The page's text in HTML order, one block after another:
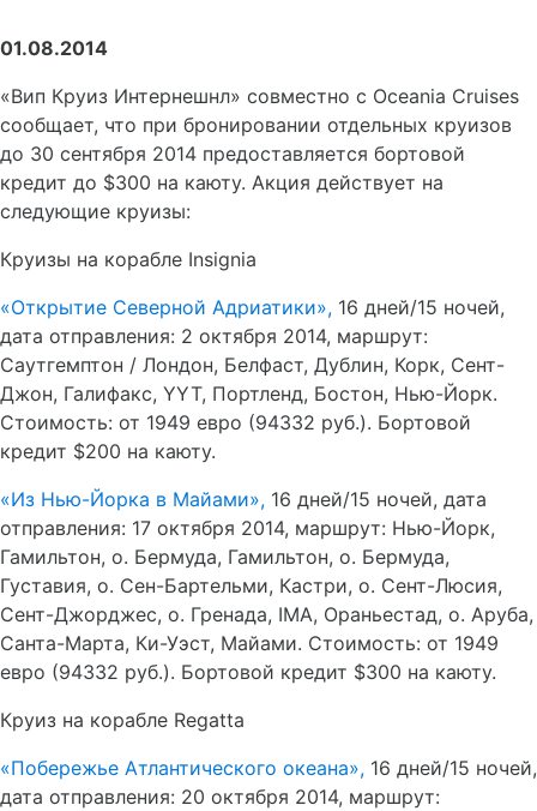
01.08.2014
«Вип Круиз Интернешнл» совместно с Oceania Cruises
сообщает, что при бронировании отдельных круизов
до 30 сентября 2014 предоставляется бортовой
кредит до $300 на каюту. Акция действует на
следующие круизы:
Круизы на корабле Insignia
«Открытие Северной Адриатики», 16 дней/15 ночей,
дата отправления: 2 октября 2014, маршрут:
Саутгемптон / Лондон, Белфаст, Дублин, Корк, Сент-
Джон, Галифакс, YYT, Портленд, Бостон, Нью-Йорк.
Стоимость: от 1949 евро (94332 руб.). Бортовой
кредит $200 на каюту.
«Из Нью-Йорка в Майами», 16 дней/15 ночей, дата
отправления: 17 октября 2014, маршрут: Нью-Йорк,
Гамильтон, о. Бермуда, Гамильтон, о. Бермуда,
Густавия, о. Сен-Бартельми, Кастри, о. Сент-Люсия,
Сент-Джорджес, о. Гренада, IMA, Ораньестад, о. Аруба,
Санта-Марта, Ки-Уэст, Майами. Стоимость: от 1949
евро (94332 руб.). Бортовой кредит $300 на каюту.
Круиз на корабле Regatta
«Побережье Атлантического океана», 16 дней/15 ночей,
дата отправления: 20 октября 2014, маршрут: